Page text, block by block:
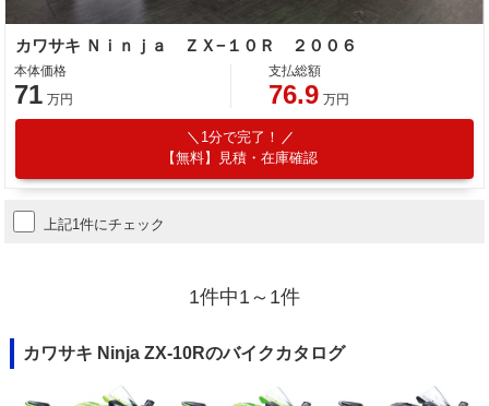
カワサキ Ｎｉｎｊａ ＺＸ−１０Ｒ ２００６
本体価格
71 万円
支払総額
76.9 万円
1分で完了！
【無料】見積・在庫確認
上記1件にチェック
1件中1～1件
カワサキ Ninja ZX-10Rのバイクカタログ